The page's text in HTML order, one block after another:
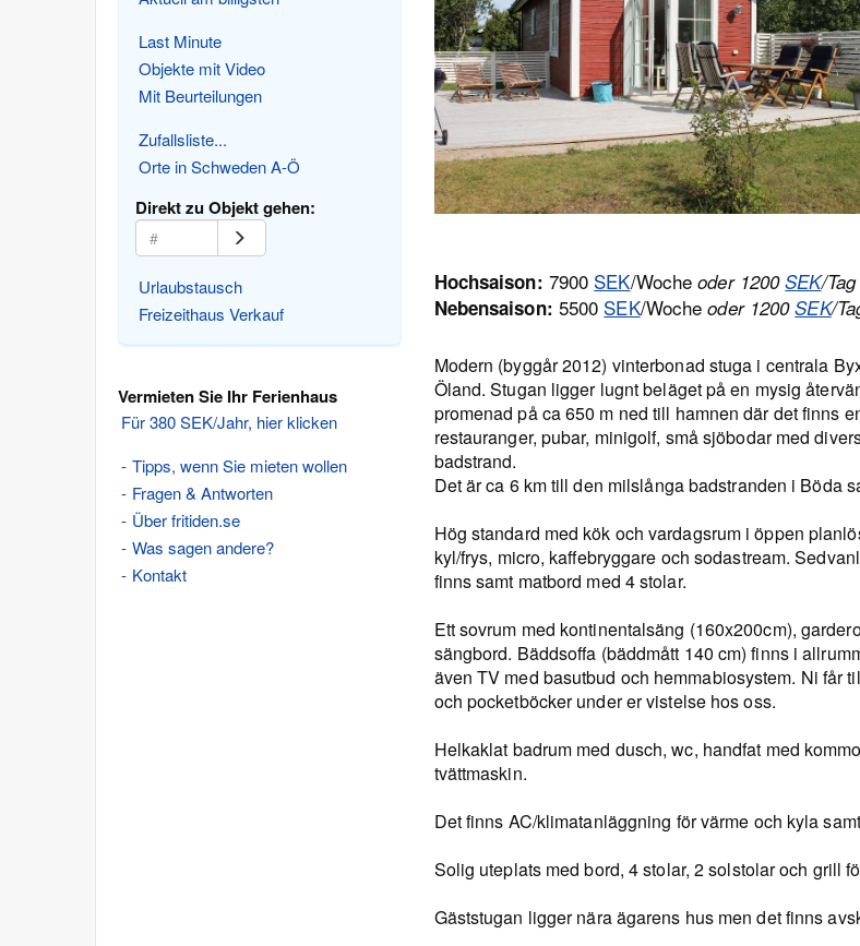
Last Minute
Objekte mit Video
Mit Beurteilungen
Zufallsliste...
Orte in Schweden A-Ö
Direkt zu Objekt gehen:
Urlaubstausch
Freizeithaus Verkauf
Vermieten Sie Ihr Ferienhaus
Für 380 SEK/Jahr, hier klicken
Tipps, wenn Sie mieten wollen
Fragen & Antworten
Über fritiden.se
Was sagen andere?
Kontakt
Hochsaison: 7900 SEK/Wocheoder 1200SEK/Tag
Nebensaison: 5500 SEK/Wocheoder 1200SEK/
Modern (byggår 2012) vinterbonad stuga i centrala
Öland. Stugan ligger lugnt beläget på en mysig
promenad på ca 650 m ned till hamnen där det finns
restauranger, pubar, minigolf, små sjöbodar med
badstrand.
Det är ca 6 km till den milslånga badstranden i Böda
Hög standard med kök och vardagsrum i öppen
kyl/frys, micro, kaffebryggare och sodastream.
finns samt matbord med 4 stolar.
Ett sovrum med kontinentalsäng (160x200cm),
sängbord. Bäddsoffa (bäddmått 140 cm) finns i
även TV med basutbud och hemmabiosystem. Ni får
och pocketböcker under er vistelse hos oss.
Helkaklat badrum med dusch, wc, handfat med
tvättmaskin.
Det finns AC/klimatanläggning för värme och kyla
Solig uteplats med bord, 4 stolar, 2 solstolar och grill
Gäststugan ligger nära ägarens hus men det finns